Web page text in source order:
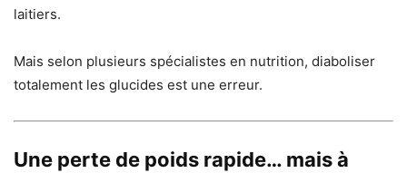
laitiers.
Mais selon plusieurs spécialistes en nutrition, diaboliser
totalement les glucides est une erreur.
Une perte de poids rapide… mais à